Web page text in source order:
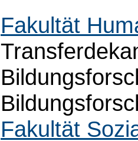
Fakultät
Fakultät